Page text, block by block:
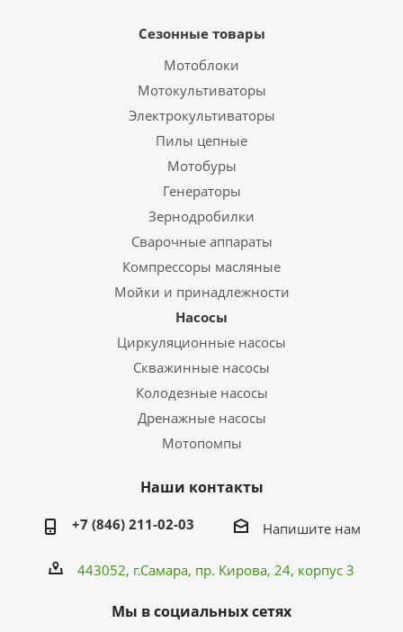
Сезонные товары
Мотоблоки
Мотокультиваторы
Электрокультиваторы
Пилы цепные
Мотобуры
Генераторы
Зернодробилки
Сварочные аппараты
Компрессоры масляные
Мойки и принадлежности
Насосы
Циркуляционные насосы
Скважинные насосы
Колодезные насосы
Дренажные насосы
Мотопомпы
Наши контакты
+7 (846) 211-02-03 Напишите нам
443052, г.Самара, пр. Кирова, 24, корпус 3
Мы в социальных сетях